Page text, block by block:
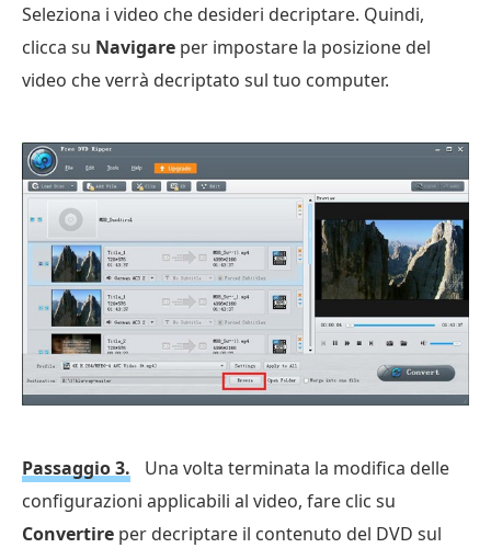
Seleziona i video che desideri decriptare. Quindi,
clicca su Navigare per impostare la posizione del
video che verrà decriptato sul tuo computer.
Passaggio 3.
Una volta terminata la modifica delle
configurazioni applicabili al video, fare clic su
Convertire per decriptare il contenuto del DVD sul